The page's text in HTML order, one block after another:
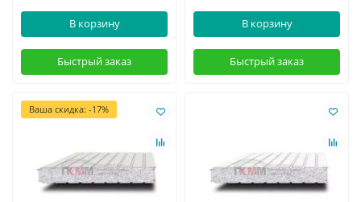
В корзину
Быстрый заказ
В корзину
Быстрый заказ
Ваша скидка: -17%